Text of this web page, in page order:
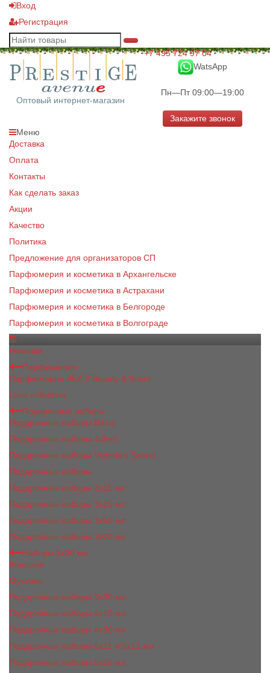
Вход
Регистрация
Оптовый интернет-магазин
+7 495 724 97 04
WatsApp
Пн—Пт 09:00—19:00
Закажите звонок
Меню
Доставка
Оплата
Контакты
Как сделать заказ
Акции
Качество
Политика
Предложение для организаторов СП
Парфюмерия и косметика в Архангельске
Парфюмерия и косметика в Астрахани
Парфюмерия и косметика в Белгороде
Парфюмерия и косметика в Волгограде
Новинки
Парфюмерия
Парфюмерия BEA'S Beauty & Scent
Luxe collection
Подарочные наборы
Подарочные наборы Bea's
Подарочные наборы 4х5ml
Подарочные наборы Victoria's Secret
Подарочные наборы
Подарочные наборы 2x15 мл
Подарочные наборы 3х15 мл
Подарочные наборы 3x50 мл
Подарочные наборы 3x20 мл
Наборы 3х20 мл
Женские
Мужские
Подарочные наборы 3х30 мл
Подарочные наборы 4x15 мл
Подарочные наборы 4x30 мл
Подарочные наборы 5x11 и 5х12 мл
Подарочные наборы 5x15 мл